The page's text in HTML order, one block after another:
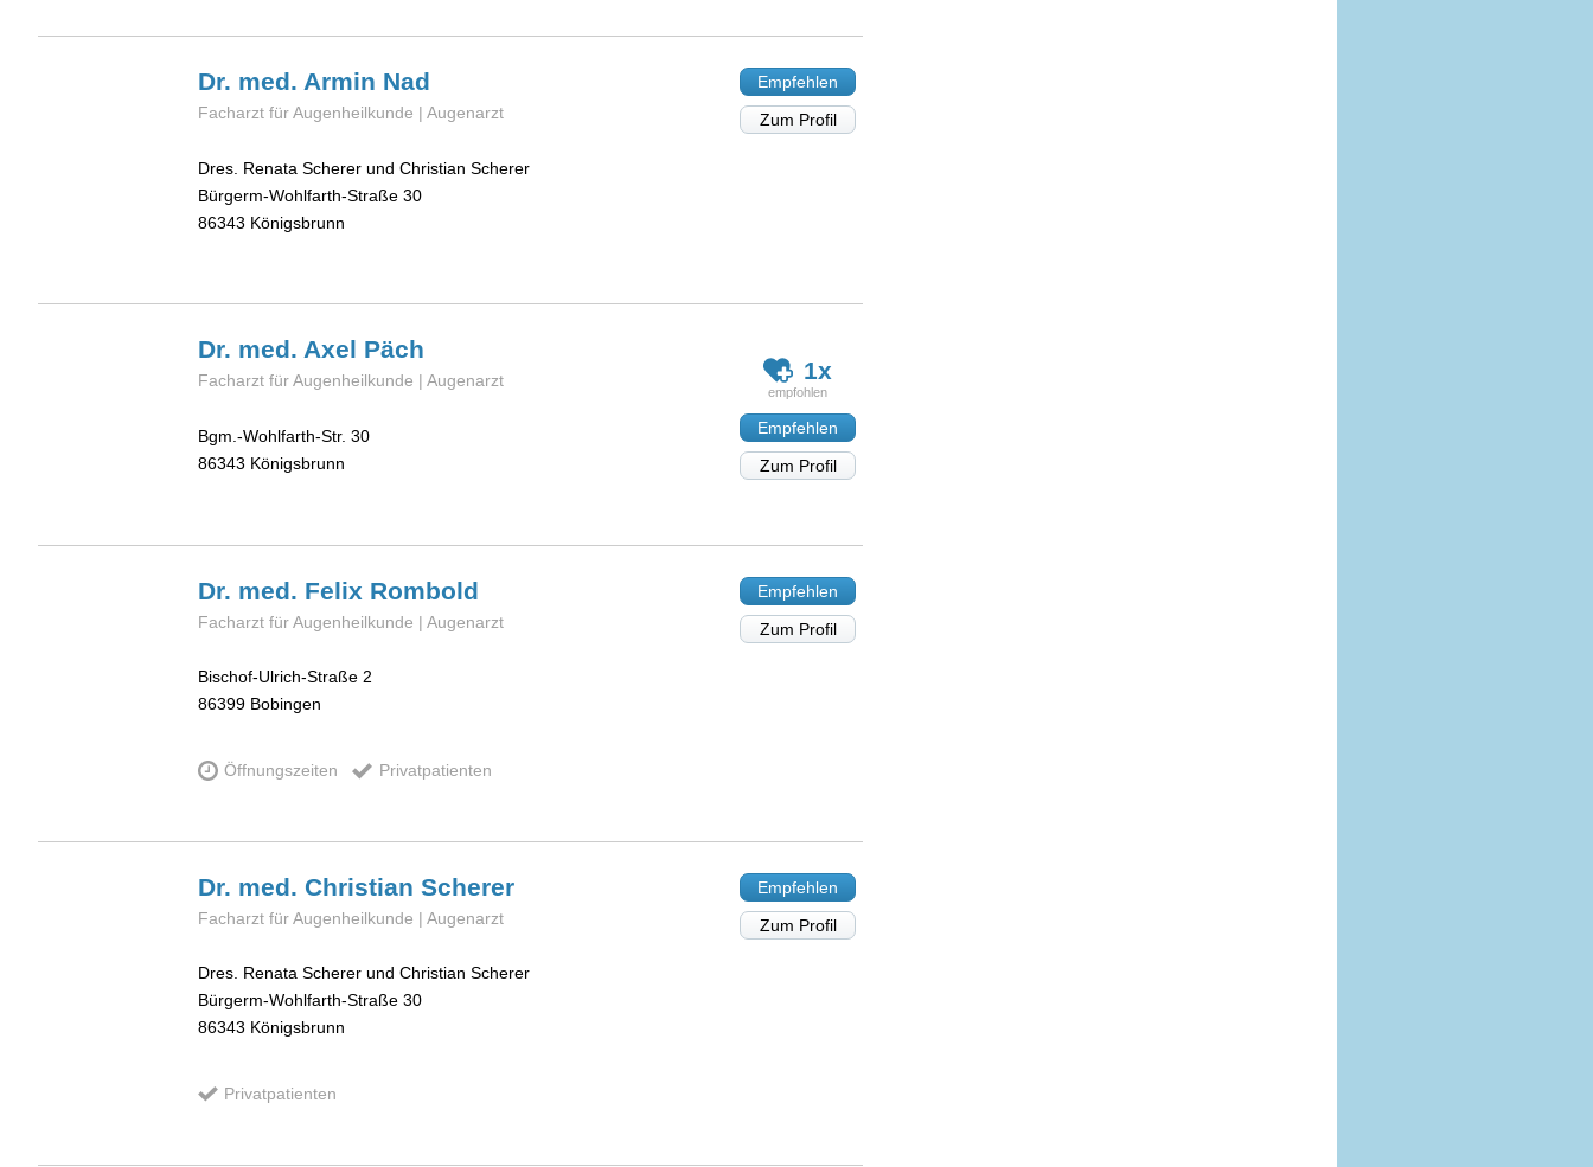
Dr. med. Armin Nad
Facharzt für Augenheilkunde | Augenarzt
Dres. Renata Scherer und Christian Scherer
Bürgerm-Wohlfarth-Straße 30
86343 Königsbrunn
Empfehlen
Zum Profil
Dr. med. Axel Päch
Facharzt für Augenheilkunde | Augenarzt
Bgm.-Wohlfarth-Str. 30
86343 Königsbrunn
1x
Empfehlen
Zum Profil
Dr. med. Felix Rombold
Facharzt für Augenheilkunde | Augenarzt
Bischof-Ulrich-Straße 2
86399 Bobingen
Öffnungszeiten Privatpatienten
Empfehlen
Zum Profil
Dr. med. Christian Scherer
Facharzt für Augenheilkunde | Augenarzt
Dres. Renata Scherer und Christian Scherer
Bürgerm-Wohlfarth-Straße 30
86343 Königsbrunn
Privatpatienten
Empfehlen
Zum Profil